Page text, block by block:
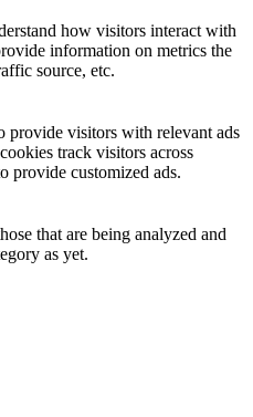
how visitors interact with
information on metrics the
source, etc.
provide visitors with relevant ads
track visitors across
provide customized ads.
that are being analyzed and
as yet.